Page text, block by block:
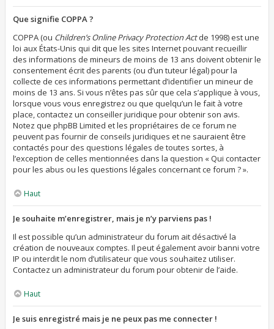
Que signifie COPPA ?
COPPA (ou Children’s Online Privacy Protection Actde 1998) est une
loi aux États-Unis qui dit que les sites Internet pouvant recueillir
des informations de mineurs de moins de 13 ans doivent obtenir le
consentement écrit des parents (ou d’un tuteur légal) pour la
collecte de ces informations permettant d’identifier un mineur de
moins de 13 ans. Si vous n’êtes pas sûr que cela s’applique à vous,
lorsque vous vous enregistrez ou que quelqu’un le fait à votre
place, contactez un conseiller juridique pour obtenir son avis.
Notez que phpBB Limited et les propriétaires de ce forum ne
peuvent pas fournir de conseils juridiques et ne sauraient être
contactés pour des questions légales de toutes sortes, à
l’exception de celles mentionnées dans la question « Qui contacter
pour les abus ou les questions légales concernant ce forum ? ».
Haut
Je souhaite m’enregistrer, mais je n’y parviens pas !
Il est possible qu’un administrateur du forum ait désactivé la
création de nouveaux comptes. Il peut également avoir banni votre
IP ou interdit le nom d’utilisateur que vous souhaitez utiliser.
Contactez un administrateur du forum pour obtenir de l’aide.
Haut
Je suis enregistré mais je ne peux pas me connecter !